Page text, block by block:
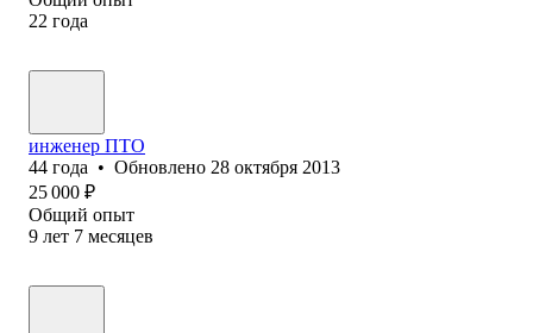
22 года
инженер ПТО
44 года • Обновлено 28 октября 2013
25 000 ₽
Общий опыт
9 лет 7 месяцев